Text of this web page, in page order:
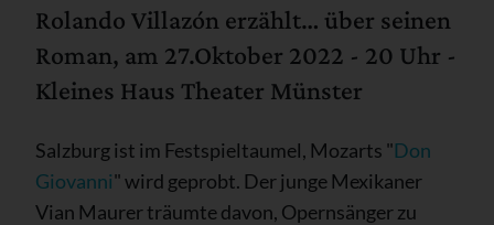
Rolando Villazón erzählt… über seinen
Roman, am 27.Oktober 2022 - 20 Uhr -
Kleines Haus Theater Münster
Salzburg ist im Festspieltaumel, Mozarts "Don
Giovanni" wird geprobt. Der junge Mexikaner
Vian Maurer träumte davon, Opernsänger zu